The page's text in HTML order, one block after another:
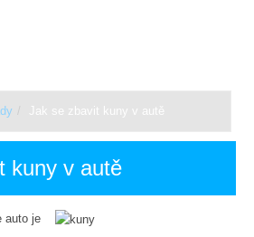
Jak se zbavit kuny v autě
kuny v autě
auto je